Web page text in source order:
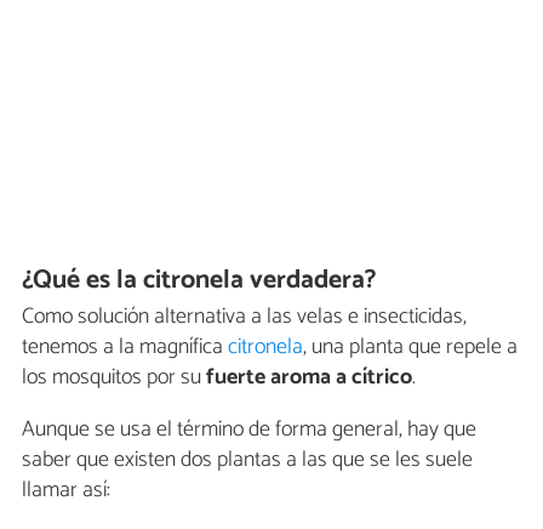
¿Qué es la citronela verdadera?
Como solución alternativa a las velas e insecticidas,
tenemos a la magníficacitronela, una planta que repele a
los mosquitos por sufuerte aroma a cítrico.
Aunque se usa el término de forma general, hay que
saber que existen dos plantas a las que se les suele
llamar así: